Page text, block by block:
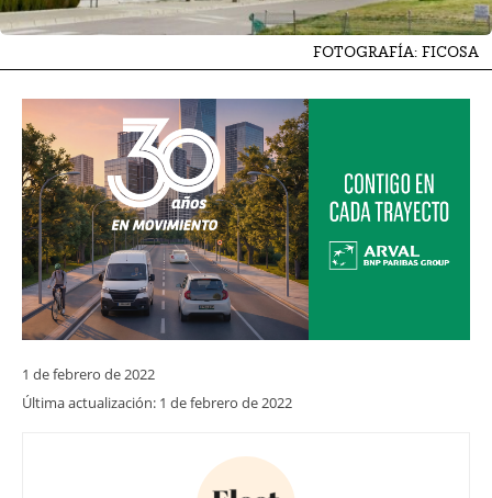
FOTOGRAFÍA: FICOSA
1 de febrero de 2022
Última actualización: 1 de febrero de 2022